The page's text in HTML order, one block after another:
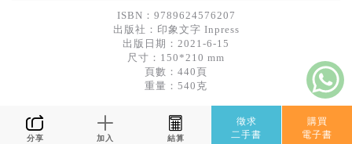
ISBN：9789624576207
出版社： 印象文字 Inpress
出版日期：2021-6-15
尺寸：150*210 mm
頁數：440頁
重量：540克
分享 加入 結算
徵求
二手書
購買
電子書